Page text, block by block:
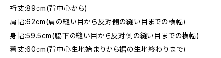
裄丈:89cm(背中心から)
肩幅:62cm(肩の縫い目から反対側の縫い目までの横幅)
身幅:59.5cm(脇下の縫い目から反対側の縫い目までの横幅)
着丈:60cm(背中心生地始まりから裾の生地終わりまで)